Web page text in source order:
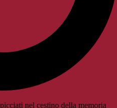
nel cestino della memoria